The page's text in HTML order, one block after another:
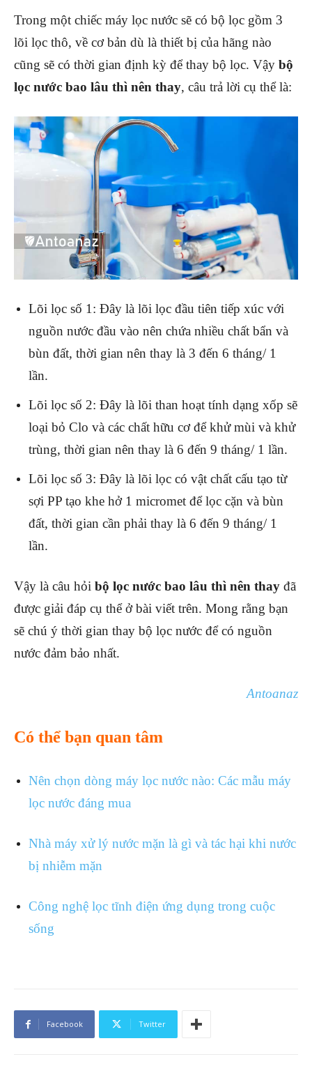
Trong một chiếc máy lọc nước sẽ có bộ lọc gồm 3
lõi lọc thô, về cơ bản dù là thiết bị của hãng nào
cũng sẽ có thời gian định kỳ để thay bộ lọc. Vậy bộ
lọc nước bao lâu thì nên thay, câu trả lời cụ thể là:
Lõi lọc số 1: Đây là lõi lọc đầu tiên tiếp xúc với
nguồn nước đầu vào nên chứa nhiều chất bẩn và
bùn đất, thời gian nên thay là 3 đến 6 tháng/ 1
lần.
Lõi lọc số 2: Đây là lõi than hoạt tính dạng xốp sẽ
loại bỏ Clo và các chất hữu cơ để khử mùi và khử
trùng, thời gian nên thay là 6 đến 9 tháng/ 1 lần.
Lõi lọc số 3: Đây là lõi lọc có vật chất cấu tạo từ
sợi PP tạo khe hở 1 micromet để lọc cặn và bùn
đất, thời gian cần phải thay là 6 đến 9 tháng/ 1
lần.
Vậy là câu hỏi bộ lọc nước bao lâu thì nên thay đã
được giải đáp cụ thể ở bài viết trên. Mong rằng bạn
sẽ chú ý thời gian thay bộ lọc nước để có nguồn
nước đảm bảo nhất.
Antoanaz
Có thể bạn quan tâm
Nên chọn dòng máy lọc nước nào: Các mẫu máy
lọc nước đáng mua
Nhà máy xử lý nước mặn là gì và tác hại khi nước
bị nhiễm mặn
Công nghệ lọc tĩnh điện ứng dụng trong cuộc
sống
Facebook Twitter